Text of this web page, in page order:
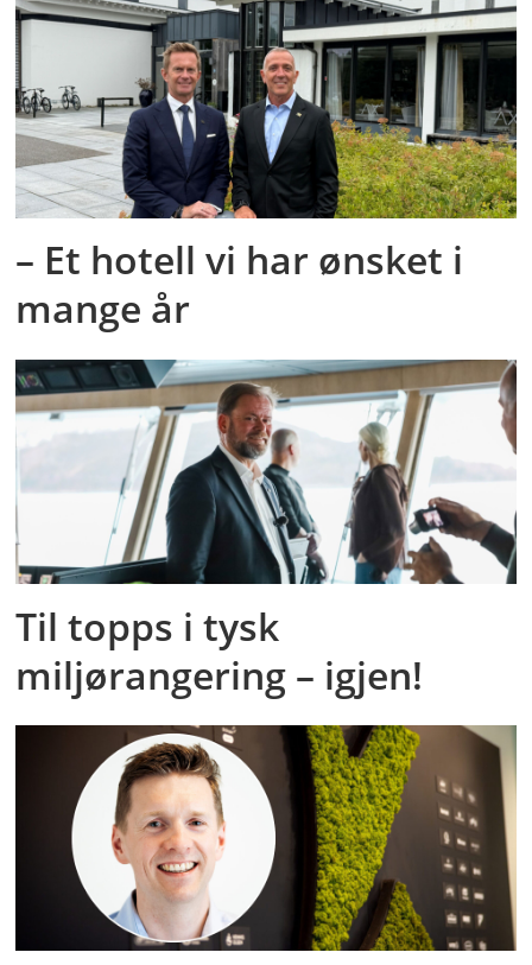
– Et hotell vi har ønsket i
mange år
Til topps i tysk
miljørangering – igjen!